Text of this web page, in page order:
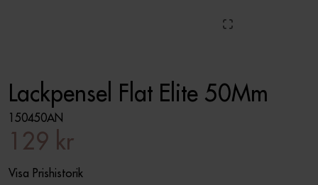
Lackpensel Flat Elite 50Mm
150450AN
129 kr
Visa Prishistorik